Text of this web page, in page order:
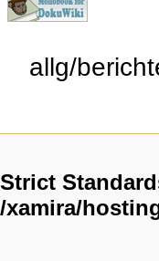
allg/
Strict
/xamira/